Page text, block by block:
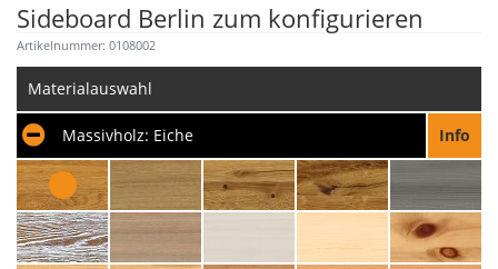
Sideboard Berlin zum konfigurieren
Artikelnummer: 0108002
Materialauswahl
Massivholz: Eiche Info